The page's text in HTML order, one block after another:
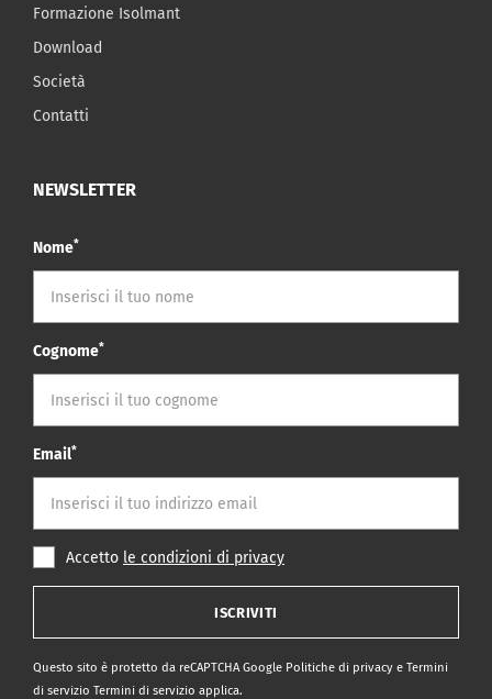
Formazione Isolmant
Download
Società
Contatti
NEWSLETTER
Nome*
Cognome*
Email*
Accetto le condizioni di privacy
ISCRIVITI
Questo sito è protetto da reCAPTCHA Google Politiche di privacy e Termini
di servizio Termini di servizio applica.